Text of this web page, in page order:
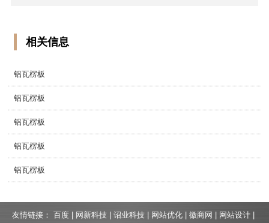
相关信息
铝瓦楞板
铝瓦楞板
铝瓦楞板
铝瓦楞板
铝瓦楞板
友情链接： 百度 | 网新科技 | 诏业科技 | 网站优化 | 徽商网 | 网站设计 |